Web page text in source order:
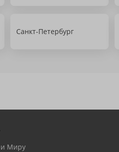
Санкт-Петербург
и Миру